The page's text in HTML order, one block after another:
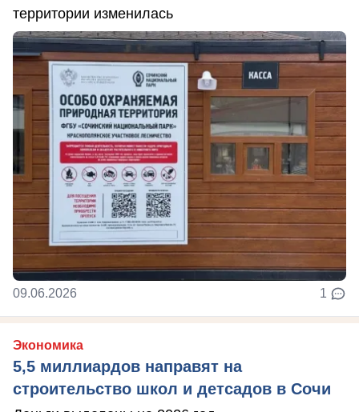
территории изменилась
09.06.2026 1
Экономика
5,5 миллиардов направят на
строительство школ и детсадов в Сочи